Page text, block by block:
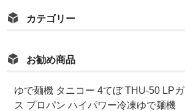
カテゴリー
お勧め商品
ゆで麺機 タニコー 4てぼ THU-50 LPガ
ス プロパン ハイパワー冷凍ゆで麺機